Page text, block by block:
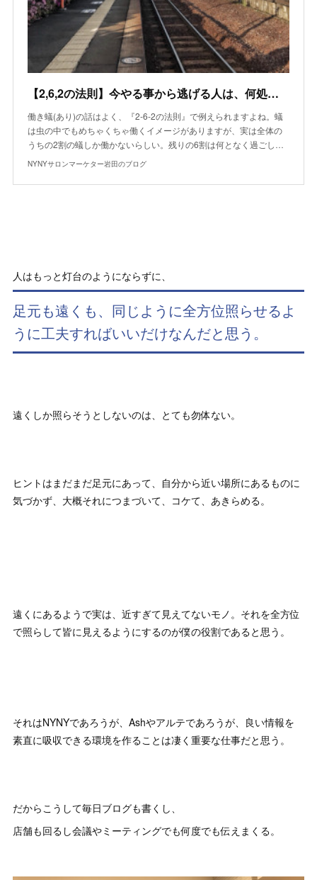
【2,6,2の法則】今やる事から逃げる人は、何処に行っても何もしない
働き蟻(あり)の話はよく、『2-6-2の法則』で例えられますよね。蟻
は虫の中でもめちゃくちゃ働くイメージがありますが、実は全体の
うちの2割の蟻しか働かないらしい。残りの6割は何となく過ごし…
NYNYサロンマーケター岩田のブログ
人はもっと灯台のようにならずに、
足元も遠くも、同じように全方位照らせるよ
うに工夫すればいいだけなんだと思う。
遠くしか照らそうとしないのは、とても勿体ない。
ヒントはまだまだ足元にあって、自分から近い場所にあるものに
気づかず、大概それにつまづいて、コケて、あきらめる。
遠くにあるようで実は、近すぎて見えてないモノ。それを全方位
で照らして皆に見えるようにするのが僕の役割であると思う。
それはNYNYであろうが、Ashやアルテであろうが、良い情報を
素直に吸収できる環境を作ることは凄く重要な仕事だと思う。
だからこうして毎日ブログも書くし、
店舗も回るし会議やミーティングでも何度でも伝えまくる。